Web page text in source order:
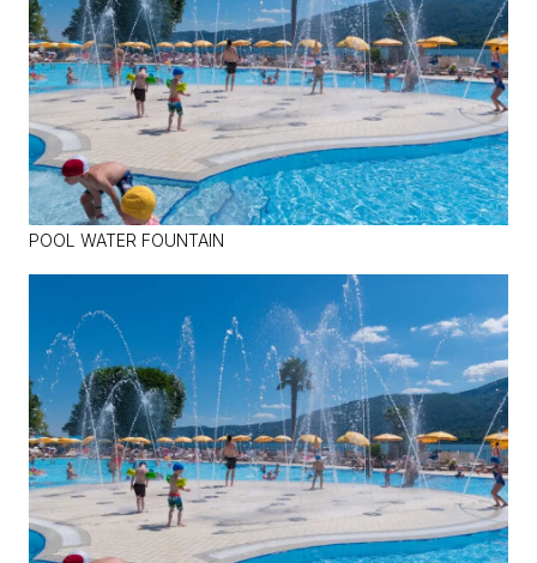
POOL WATER FOUNTAIN